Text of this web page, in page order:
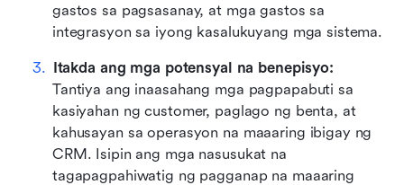
gastos sa pagsasanay, at mga gastos sa
integrasyon sa iyong kasalukuyang mga sistema.
Itakda ang mga potensyal na benepisyo:
Tantiya ang inaasahang mga pagpapabuti sa
kasiyahan ng customer, paglago ng benta, at
kahusayan sa operasyon na maaaring ibigay ng
CRM. Isipin ang mga nasusukat na
tagapagpahiwatig ng pagganap na maaaring